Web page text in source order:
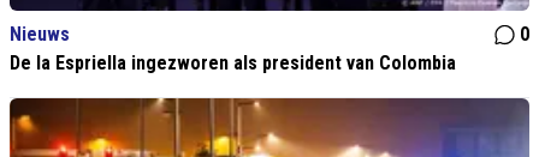
Nieuws
0
De la Espriella ingezworen als president van Colombia